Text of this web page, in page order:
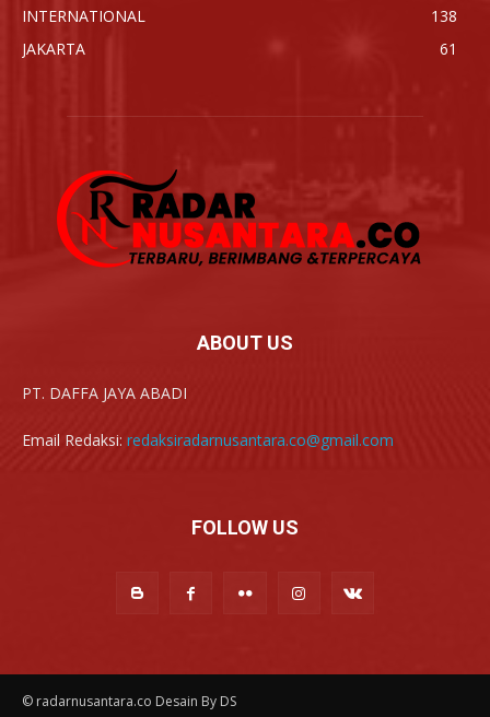
INTERNATIONAL
138
JAKARTA
61
ABOUT US
PT. DAFFA JAYA ABADI
Email Redaksi: redaksiradarnusantara.co@gmail.com
FOLLOW US
© radarnusantara.co Desain By DS